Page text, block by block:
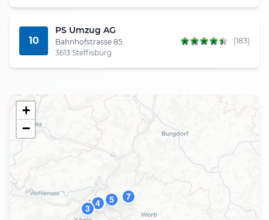
10
PS Umzug AG
Bahnhofstrasse 85
3613 Steffisburg
(183)
3 4 5 7
+
−